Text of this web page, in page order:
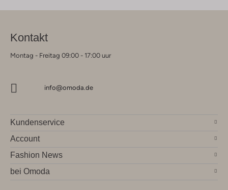
Kontakt
Montag - Freitag 09:00 - 17:00 uur
info@omoda.de
Kundenservice
Account
Fashion News
bei Omoda